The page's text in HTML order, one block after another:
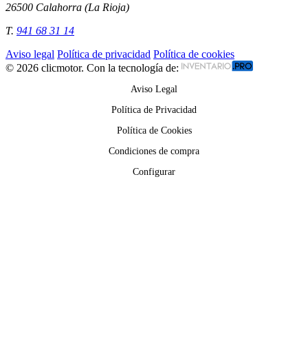
26500 Calahorra (La Rioja)
T. 941 68 31 14
Aviso legal Política de privacidad Política de cookies
© 2026 clicmotor. Con la tecnología de:
Aviso Legal
Política de Privacidad
Política de Cookies
Condiciones de compra
Configurar